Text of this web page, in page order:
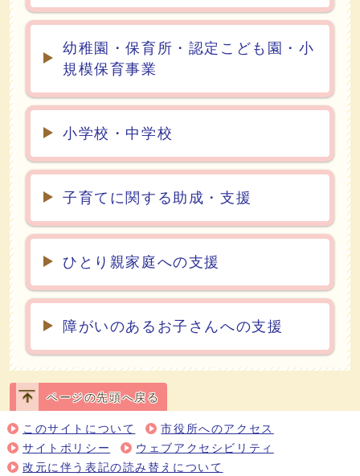
幼稚園・保育所・認定こども園・小
規模保育事業
小学校・中学校
子育てに関する助成・支援
ひとり親家庭への支援
障がいのあるお子さんへの支援
ページの先頭へ戻る
このサイトについて
市役所へのアクセス
サイトポリシー
ウェブアクセシビリティ
改元に伴う表記の読み替えについて